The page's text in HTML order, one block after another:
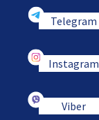
Telegram
Instagram
Viber